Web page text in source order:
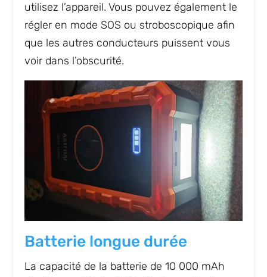
utilisez l’appareil. Vous pouvez également le
régler en mode SOS ou stroboscopique afin
que les autres conducteurs puissent vous
voir dans l’obscurité.
Batterie longue durée
La capacité de la batterie de 10 000 mAh